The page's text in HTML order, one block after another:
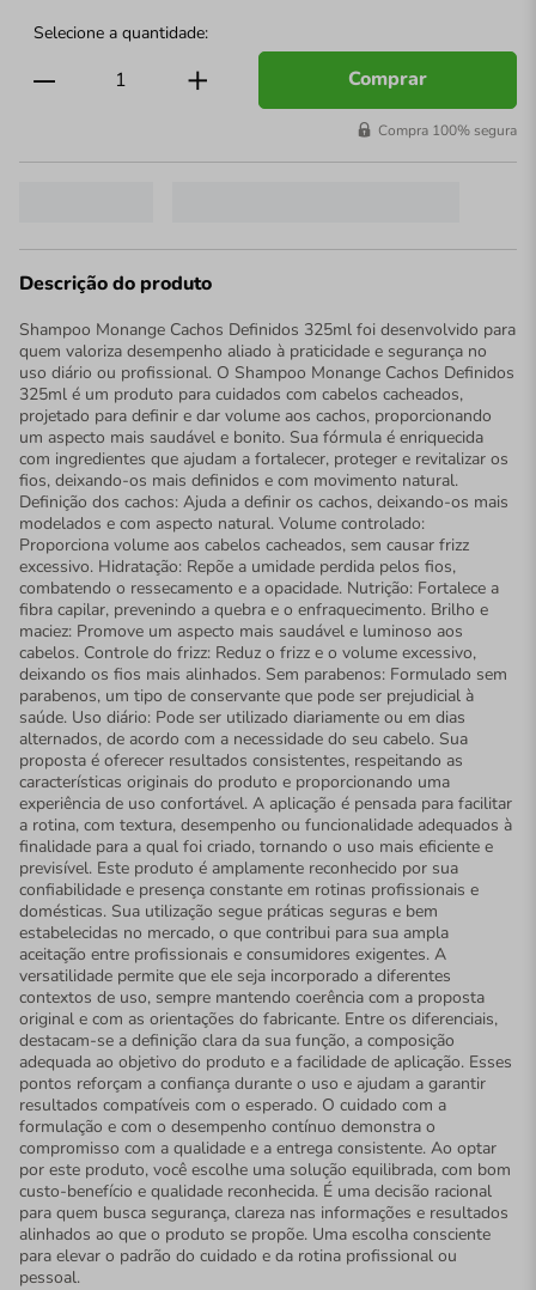
Comprar
Compra 100% segura
Descrição do produto
Shampoo Monange Cachos Definidos 325ml foi desenvolvido para
quem valoriza desempenho aliado à praticidade e segurança no
uso diário ou profissional. O Shampoo Monange Cachos Definidos
325ml é um produto para cuidados com cabelos cacheados,
projetado para definir e dar volume aos cachos, proporcionando
um aspecto mais saudável e bonito. Sua fórmula é enriquecida
com ingredientes que ajudam a fortalecer, proteger e revitalizar os
fios, deixando-os mais definidos e com movimento natural.
Definição dos cachos: Ajuda a definir os cachos, deixando-os mais
modelados e com aspecto natural. Volume controlado:
Proporciona volume aos cabelos cacheados, sem causar frizz
excessivo. Hidratação: Repõe a umidade perdida pelos fios,
combatendo o ressecamento e a opacidade. Nutrição: Fortalece a
fibra capilar, prevenindo a quebra e o enfraquecimento. Brilho e
maciez: Promove um aspecto mais saudável e luminoso aos
cabelos. Controle do frizz: Reduz o frizz e o volume excessivo,
deixando os fios mais alinhados. Sem parabenos: Formulado sem
parabenos, um tipo de conservante que pode ser prejudicial à
saúde. Uso diário: Pode ser utilizado diariamente ou em dias
alternados, de acordo com a necessidade do seu cabelo. Sua
proposta é oferecer resultados consistentes, respeitando as
características originais do produto e proporcionando uma
experiência de uso confortável. A aplicação é pensada para facilitar
a rotina, com textura, desempenho ou funcionalidade adequados à
finalidade para a qual foi criado, tornando o uso mais eficiente e
previsível. Este produto é amplamente reconhecido por sua
confiabilidade e presença constante em rotinas profissionais e
domésticas. Sua utilização segue práticas seguras e bem
estabelecidas no mercado, o que contribui para sua ampla
aceitação entre profissionais e consumidores exigentes. A
versatilidade permite que ele seja incorporado a diferentes
contextos de uso, sempre mantendo coerência com a proposta
original e com as orientações do fabricante. Entre os diferenciais,
destacam-se a definição clara da sua função, a composição
adequada ao objetivo do produto e a facilidade de aplicação. Esses
pontos reforçam a confiança durante o uso e ajudam a garantir
resultados compatíveis com o esperado. O cuidado com a
formulação e com o desempenho contínuo demonstra o
compromisso com a qualidade e a entrega consistente. Ao optar
por este produto, você escolhe uma solução equilibrada, com bom
custo-benefício e qualidade reconhecida. É uma decisão racional
para quem busca segurança, clareza nas informações e resultados
alinhados ao que o produto se propõe. Uma escolha consciente
para elevar o padrão do cuidado e da rotina profissional ou
pessoal.